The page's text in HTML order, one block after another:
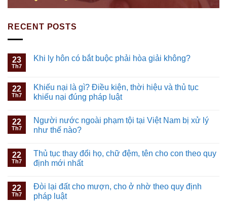
RECENT POSTS
23
Th7
Khi ly hôn có bắt buộc phải hòa giải không?
22
Th7
Khiếu nại là gì? Điều kiện, thời hiệu và thủ tục
khiếu nại đúng pháp luật
22
Th7
Người nước ngoài phạm tội tại Việt Nam bị xử lý
như thế nào?
22
Th7
Thủ tục thay đổi họ, chữ đệm, tên cho con theo quy
định mới nhất
22
Th7
Đòi lại đất cho mượn, cho ở nhờ theo quy định
pháp luật